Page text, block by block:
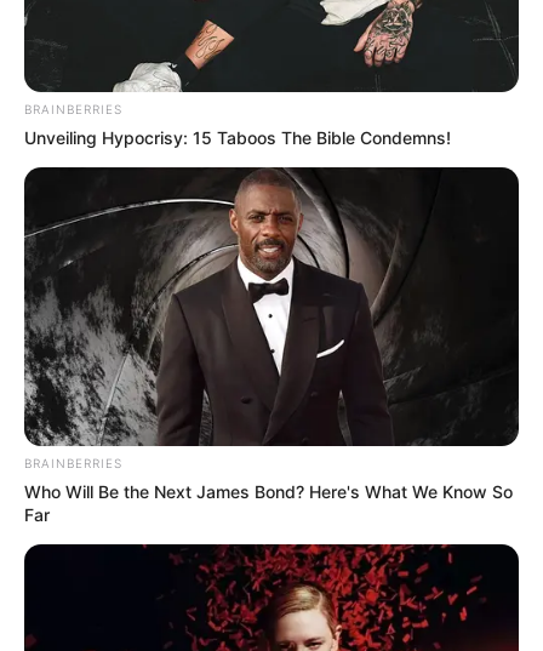
BRAINBERRIES
Unveiling Hypocrisy: 15 Taboos The Bible Condemns!
BRAINBERRIES
Who Will Be the Next James Bond? Here's What We Know So
Far